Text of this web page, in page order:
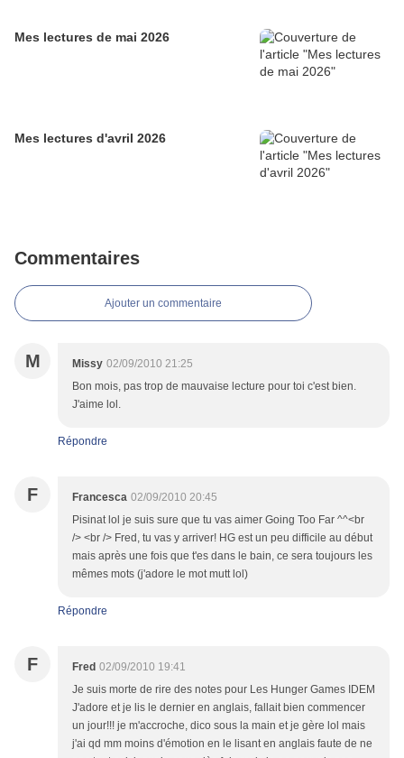
Mes lectures de mai 2026
Mes lectures d'avril 2026
Commentaires
Ajouter un commentaire
M Missy 02/09/2010 21:25
Bon mois, pas trop de mauvaise lecture pour toi c'est bien.
J'aime lol.
Répondre
F Francesca 02/09/2010 20:45
Pisinat lol je suis sure que tu vas aimer Going Too Far ^^<br
/> <br /> Fred, tu vas y arriver! HG est un peu difficile au début
mais après une fois que t'es dans le bain, ce sera toujours les
mêmes mots (j'adore le mot mutt lol)
Répondre
F Fred 02/09/2010 19:41
Je suis morte de rire des notes pour Les Hunger Games IDEM
J'adore et je lis le dernier en anglais, fallait bien commencer
un jour!!! je m'accroche, dico sous la main et je gère lol mais
j'ai qd mm moins d'émotion en le lisant en anglais faute de ne